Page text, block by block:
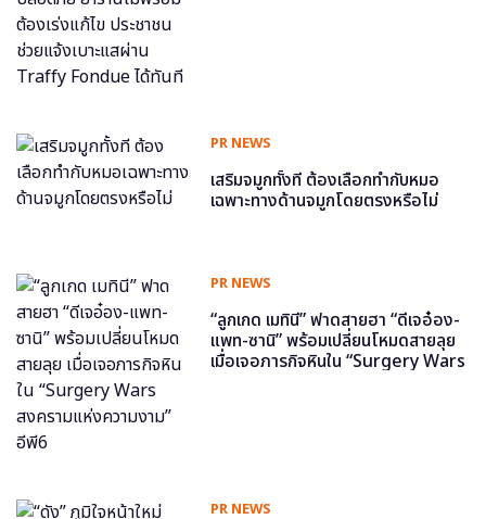
PR NEWS
เสริมจมูกทั้งที ต้องเลือกทำกับหมอ
เฉพาะทางด้านจมูกโดยตรงหรือไม่
PR NEWS
“ลูกเกด เมทินี” ฟาดสายฮา “ดีเจอ๋อง-
แพท-ซานิ” พร้อมเปลี่ยนโหมดสายลุย
เมื่อเจอภารกิจหินใน “Surgery Wars
PR NEWS